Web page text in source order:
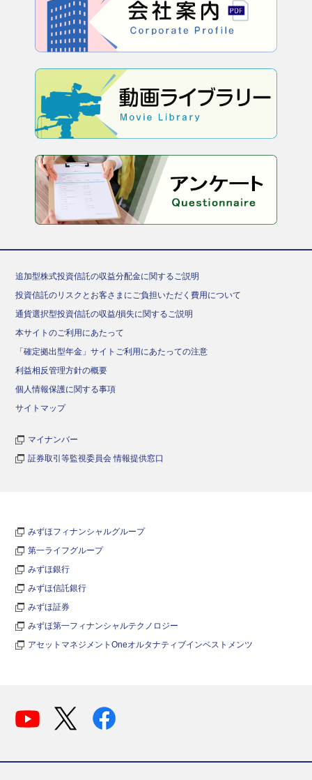
追加型株式投資信託の収益分配金に関するご説明
投資信託のリスクとお客さまにご負担いただく費用について
通貨選択型投資信託の収益/損失に関するご説明
本サイトのご利用にあたって
「確定拠出型年金」サイトご利用にあたっての注意
利益相反管理方針の概要
個人情報保護に関する事項
サイトマップ
マイナンバー
証券取引等監視委員会 情報提供窓口
みずほフィナンシャルグループ
第一ライフグループ
みずほ銀行
みずほ信託銀行
みずほ証券
みずほ第一フィナンシャルテクノロジー
アセットマネジメントOneオルタナティブインベストメンツ